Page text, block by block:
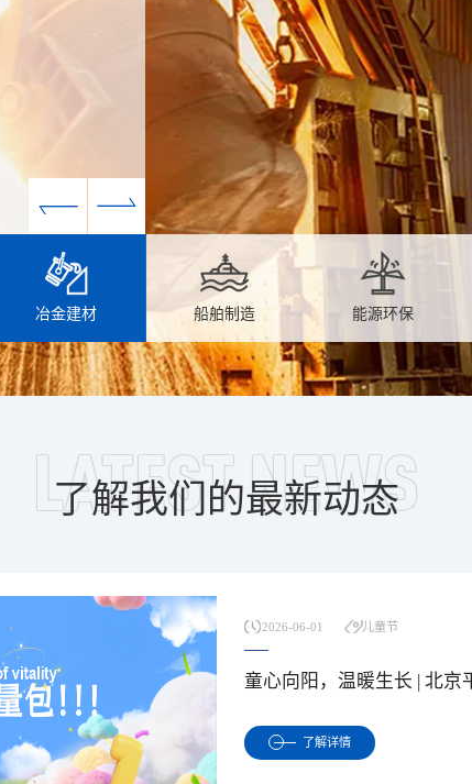
冶金建材 船舶制造 能源环保
LATEST NEWS
了解我们的最新动态
2026-06-01 儿童节
童心向阳，温暖生长 | 北
了解详情